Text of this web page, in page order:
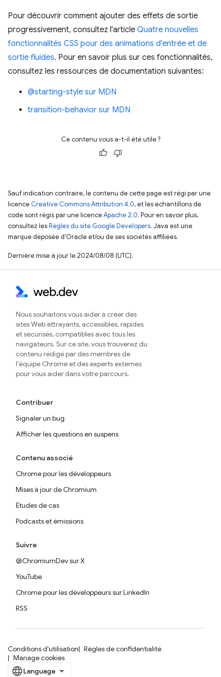
Pour découvrir comment ajouter des effets de sortie
progressivement, consultez l'article Quatre nouvelles
fonctionnalités CSS pour des animations d'entrée et de
sortie fluides. Pour en savoir plus sur ces fonctionnalités,
consultez les ressources de documentation suivantes:
@starting-style sur MDN
transition-behavior sur MDN
Ce contenu vous a-t-il été utile ?
Sauf indication contraire, le contenu de cette page est régi par une
licence Creative Commons Attribution 4.0, et les échantillons de
code sont régis par une licenceApache 2.0. Pour en savoir plus,
consultez lesRègles du site Google Developers. Java est une
marque déposée d'Oracle et/ou de ses sociétés affiliées.
Dernière mise à jour le 2024/08/08 (UTC).
Nous souhaitons vous aider à créer des
sites Web attrayants, accessibles, rapides
et sécurisés, compatibles avec tous les
navigateurs. Sur ce site, vous trouverez du
contenu rédigé par des membres de
l'équipe Chrome et des experts externes
pour vous aider dans votre parcours.
Contribuer
Signaler un bug
Afficher les questions en suspens
Contenu associé
Chrome pour les développeurs
Mises à jour de Chromium
Études de cas
Podcasts et émissions
Suivre
@ChromiumDev sur X
YouTube
Chrome pour les développeurs sur LinkedIn
RSS
Conditions d'utilisation
Règles de confidentialité
Manage cookies